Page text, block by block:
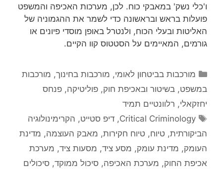
ו'כלי נשק' במאבקי כוח. לכן, מערכות האכיפה והמשפט
פועלות בראש ובראשונה כדי לשמר את ההגמוניה של
האליטות ובעלי הכוח, ולנטרל באופן מוסדי פיונים או
גורמים, המאיימים על הסטטוס קוו הקיים.
קטגוריות
מורכבות בביטחון לאומי, מורכבות בחינוך, מורכבות
במשפט, בשיטור ובאכיפת חוק, פוליטיקה, פנחס
יחזקאלי, רלוונטיים תמיד
תגיות
Critical Criminology
,דיפ סטייט, הקרימינולוגיה
הביקורתית, טיוח, טיוח חקירות, מאבק העוצמה, מדינת
העומק, מדינת עומק, מסע ציד, מסעות ציד, מערכת
אכיפת החוק, מערכת האכיפה, סיכול ממוקד, סיכולים